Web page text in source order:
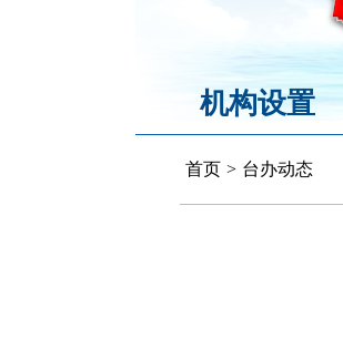
机构设置
首页 > 台办动态